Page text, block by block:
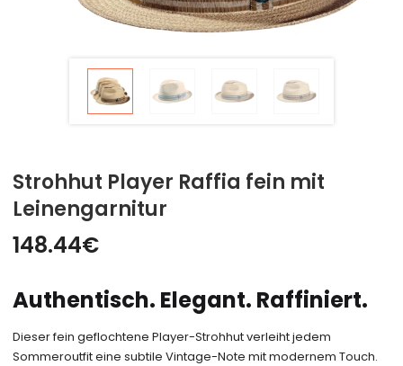
Strohhut Player Raffia fein mit
Leinengarnitur
148.44€
Authentisch. Elegant. Raffiniert.
Dieser fein geflochtene Player-Strohhut verleiht jedem
Sommeroutfit eine subtile Vintage-Note mit modernem Touch.